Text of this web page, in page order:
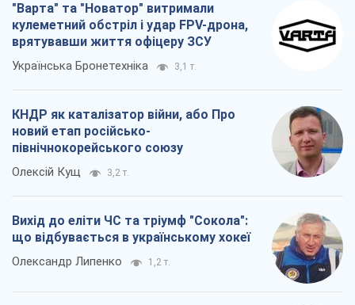
"Варта" та "Новатор" витримали
кулеметний обстріл і удар FPV-дрона,
врятувавши життя офіцеру ЗСУ
Українська Бронетехніка 3,1 т.
КНДР як каталізатор війни, або Про
новий етап російсько-
північнокорейського союзу
Олексій Кущ 3,2 т.
Вихід до еліти ЧС та тріумф "Сокола":
що відбувається в українському хокеї
Олександр Липенко 1,2 т.